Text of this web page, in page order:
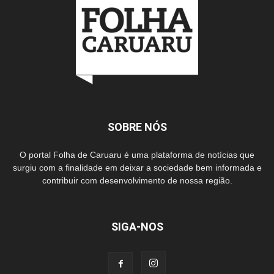
SOBRE NÓS
O portal Folha de Caruaru é uma plataforma de notícias que
surgiu com a finalidade em deixar a sociedade bem informada e
contribuir com desenvolvimento de nossa região.
SIGA-NOS